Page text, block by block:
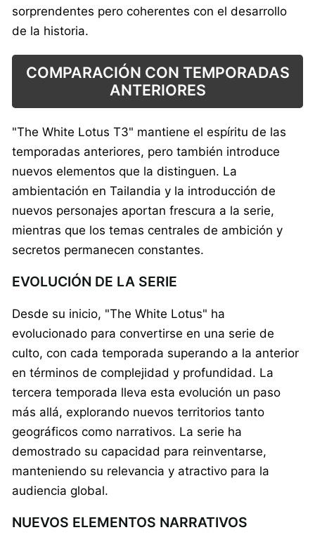
sorprendentes pero coherentes con el desarrollo
de la historia.
COMPARACIÓN CON TEMPORADAS
ANTERIORES
"The White Lotus T3" mantiene el espíritu de las
temporadas anteriores, pero también introduce
nuevos elementos que la distinguen. La
ambientación en Tailandia y la introducción de
nuevos personajes aportan frescura a la serie,
mientras que los temas centrales de ambición y
secretos permanecen constantes.
EVOLUCIÓN DE LA SERIE
Desde su inicio, "The White Lotus" ha
evolucionado para convertirse en una serie de
culto, con cada temporada superando a la anterior
en términos de complejidad y profundidad. La
tercera temporada lleva esta evolución un paso
más allá, explorando nuevos territorios tanto
geográficos como narrativos. La serie ha
demostrado su capacidad para reinventarse,
manteniendo su relevancia y atractivo para la
audiencia global.
NUEVOS ELEMENTOS NARRATIVOS